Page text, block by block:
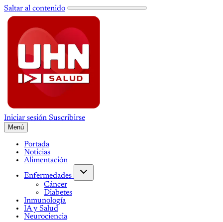
Saltar al contenido
Iniciar sesión Suscribirse
Menú
Portada
Noticias
Alimentación
Enfermedades
Cáncer
Diabetes
Inmunología
IA y Salud
Neurociencia